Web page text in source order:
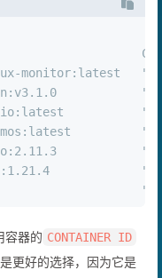
linux-
"/
memos:latest
halo:2.11.3
"/
容器的 CONTAINER ID
是更好的选择，因为它是